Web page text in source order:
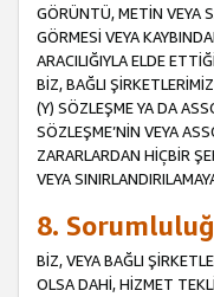
GÖRÜNTÜ, METİN VEYA
GÖRMESİ VEYA
ARACILIĞIYLA ELDE
BİZ, BAĞLI
(Y) SÖZLEŞME YA DA
SÖZLEŞME’NİN VEYA
ZARARLARDAN HİÇBİR
VEYA
8.
BİZ, VEYA BAĞLI
OLSA DAHİ, HİZMET